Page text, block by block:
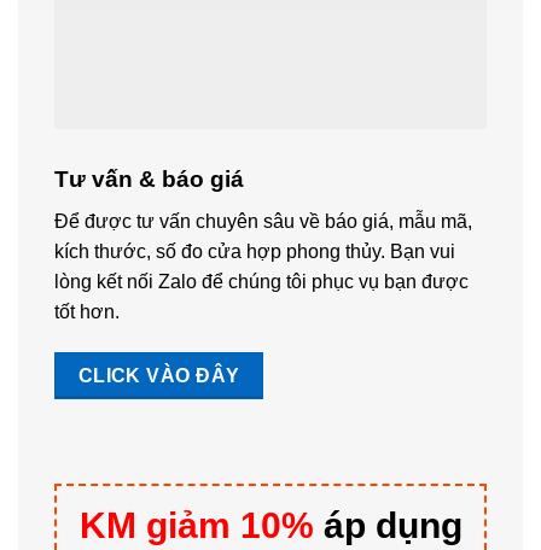
Tư vấn & báo giá
Để được tư vấn chuyên sâu về báo giá, mẫu mã,
kích thước, số đo cửa hợp phong thủy. Bạn vui
lòng kết nối Zalo để chúng tôi phục vụ bạn được
tốt hơn.
CLICK VÀO ĐÂY
KM giảm 10% áp dụng